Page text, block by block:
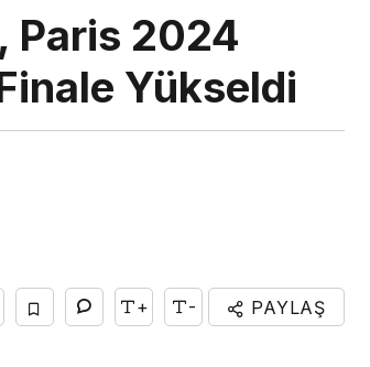
Paris 2024
Yükseldi
+ - PAYLAŞ
Rezze Design, Türk
HORECA Mobilyasını